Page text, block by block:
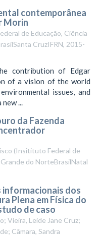
contemporânea
Morin
de Educação, Ciência
CruzIFRN, 2015-
contribution of Edgar
of a vision of the world
issues, and
...
da Fazenda
(Insitituto Federal de
do NorteBrasilNatal
informacionais dos
Plena em Física do
de caso
; Vieira, Leide Jane Cruz;
; Câmara, Sandra